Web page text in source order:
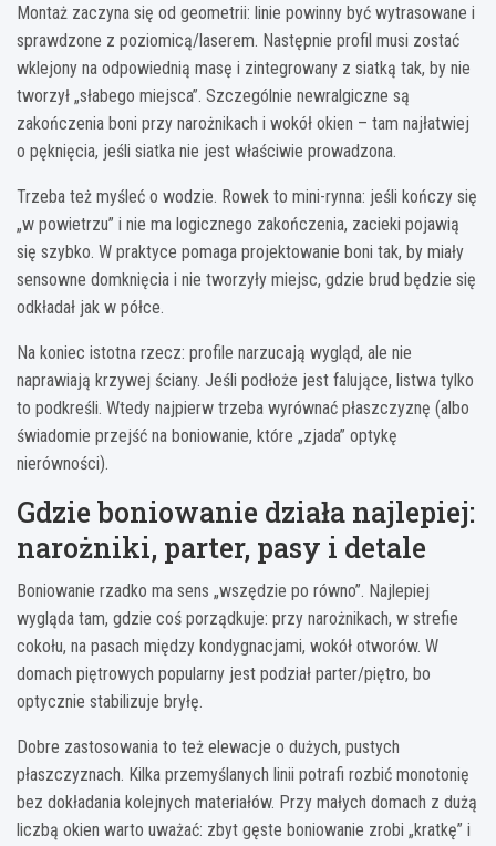
Montaż zaczyna się od geometrii: linie powinny być wytrasowane i
sprawdzone z poziomicą/laserem. Następnie profil musi zostać
wklejony na odpowiednią masę i zintegrowany z siatką tak, by nie
tworzył „słabego miejsca”. Szczególnie newralgiczne są
zakończenia boni przy narożnikach i wokół okien – tam najłatwiej
o pęknięcia, jeśli siatka nie jest właściwie prowadzona.
Trzeba też myśleć o wodzie. Rowek to mini-rynna: jeśli kończy się
„w powietrzu” i nie ma logicznego zakończenia, zacieki pojawią
się szybko. W praktyce pomaga projektowanie boni tak, by miały
sensowne domknięcia i nie tworzyły miejsc, gdzie brud będzie się
odkładał jak w półce.
Na koniec istotna rzecz: profile narzucają wygląd, ale nie
naprawiają krzywej ściany. Jeśli podłoże jest falujące, listwa tylko
to podkreśli. Wtedy najpierw trzeba wyrównać płaszczyznę (albo
świadomie przejść na boniowanie, które „zjada” optykę
nierówności).
Gdzie boniowanie działa najlepiej:
narożniki, parter, pasy i detale
Boniowanie rzadko ma sens „wszędzie po równo”. Najlepiej
wygląda tam, gdzie coś porządkuje: przy narożnikach, w strefie
cokołu, na pasach między kondygnacjami, wokół otworów. W
domach piętrowych popularny jest podział parter/piętro, bo
optycznie stabilizuje bryłę.
Dobre zastosowania to też elewacje o dużych, pustych
płaszczyznach. Kilka przemyślanych linii potrafi rozbić monotonię
bez dokładania kolejnych materiałów. Przy małych domach z dużą
liczbą okien warto uważać: zbyt gęste boniowanie zrobi „kratkę” i